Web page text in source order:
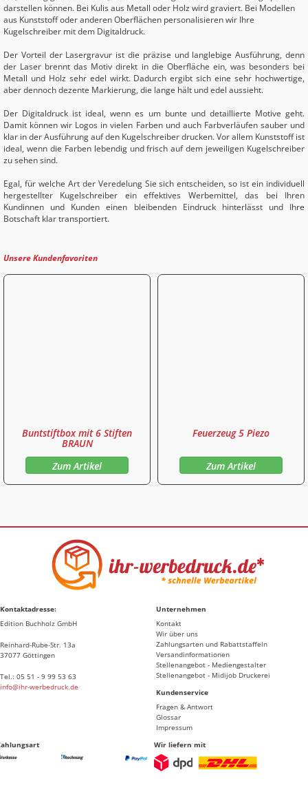
darstellen können. Bei Kulis aus Metall oder Holz wird graviert. Bei Modellen
aus Kunststoff oder anderen Oberflächen personalisieren wir Ihre
Kugelschreiber mit dem Digitaldruck.
Der Vorteil der Lasergravur ist die präzise und langlebige Ausführung, denn
der Laser brennt das Motiv direkt in die Oberfläche ein, was besonders bei
Metall und Holz sehr edel wirkt. Dadurch ergibt sich eine sehr hochwertige,
aber dennoch dezente Markierung, die lange hält und edel aussieht.
Der Digitaldruck ist ideal, wenn es um bunte und detaillierte Motive geht.
Damit können wir Logos in vielen Farben und auch Farbverläufen sauber und
klar in der Ausführung auf den Kugelschreiber drucken. Vor allem Kunststoff ist
ideal, wenn die Farben lebendig und frisch auf dem jeweiligen Kugelschreiber
zu sehen sind.
Egal, für welche Art der Veredelung Sie sich entscheiden, so ist ein individuell
hergestellter Kugelschreiber ein effektives Werbemittel, das bei Ihren
Kundinnen und Kunden einen bleibenden Eindruck hinterlässt und Ihre
Botschaft klar transportiert.
Unsere Kundenfavoriten
Buntstiftbox mit 6 Stiften
BRAUN
Zum Artikel
Feuerzeug 5 Piezo
Zum Artikel
Kontaktadresse:
Edition Buchholz GmbH
Reinhard-Rube-Str. 13a
37077 Göttingen
Tel.: 05 51 - 9 99 53 63
info@ihr-werbedruck.de
Unternehmen
Kontakt
Wir über uns
Zahlungsarten und Rabattstaffeln
Versandinformationen
Stellenangebot - Mediengestalter
Stellenangebot - Midijob Druckerei
Kundenservice
Fragen & Antwort
Glossar
Impressum
Wir liefern mit